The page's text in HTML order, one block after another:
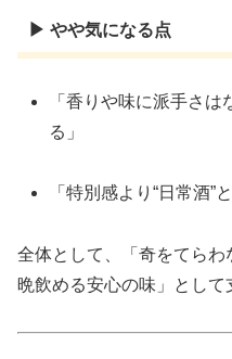
▶ やや気になる点
「香りや味に派手さ
る」
「特別感より“日常酒”
全体として、「奇をてら
晩飲める安心の味」として